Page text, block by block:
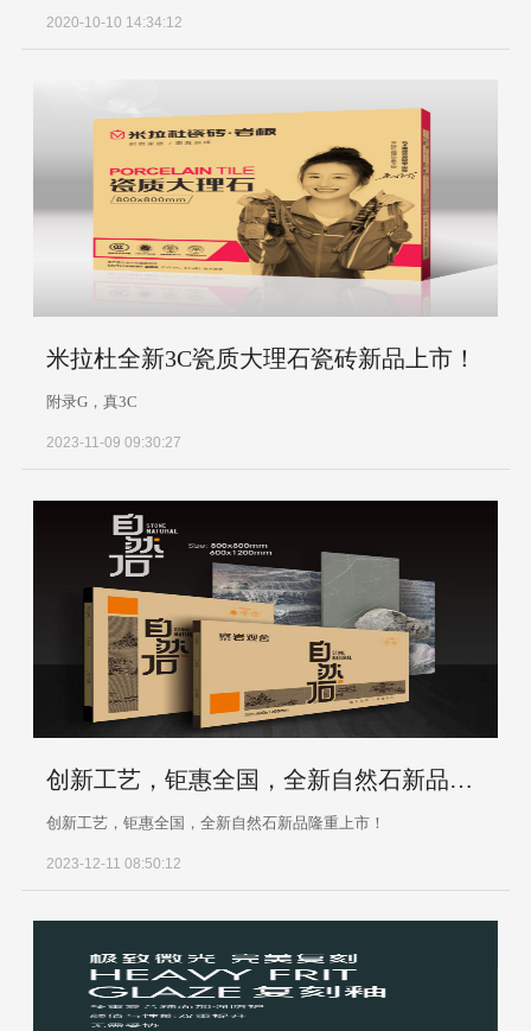
2020-10-10 14:34:12
米拉杜全新3C瓷质大理石瓷砖新品上市！
附录G，真3C
2023-11-09 09:30:27
创新工艺，钜惠全国，全新自然石新品隆重上市！
创新工艺，钜惠全国，全新自然石新品隆重上市！
2023-12-11 08:50:12